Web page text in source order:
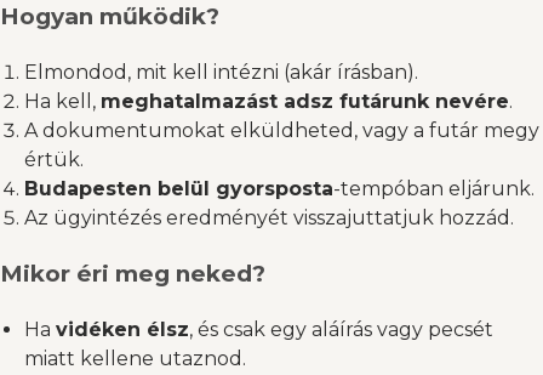
Hogyan működik?
Elmondod, mit kell intézni (akár írásban).
Ha kell, meghatalmazást adsz futárunk nevére.
A dokumentumokat elküldheted, vagy a futár megy
értük.
Budapesten belül gyorsposta-tempóban eljárunk.
Az ügyintézés eredményét visszajuttatjuk hozzád.
Mikor éri meg neked?
Ha vidéken élsz, és csak egy aláírás vagy pecsét
miatt kellene utaznod.